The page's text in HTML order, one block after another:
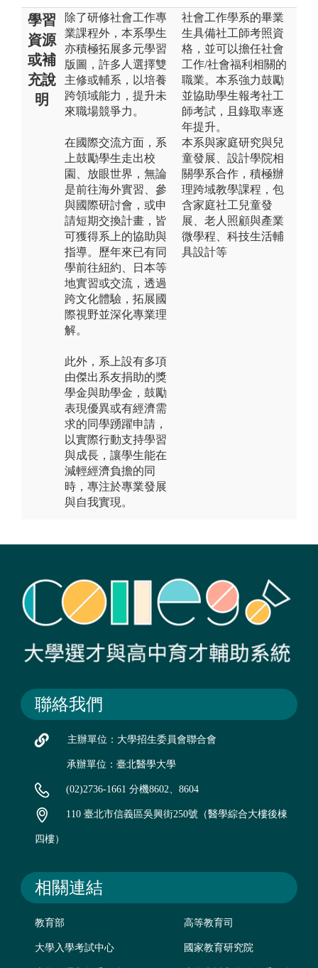
學習
資源
或補
充說
明
除了研修社會工作專
業課程外，本系學生
亦積極拓展多元學習
版圖，許多人選擇雙
主修或輔系，以培養
跨領域能力，提升未
來職場競爭力。
在國際交流方面，系
上鼓勵學生走出校
園、放眼世界，無論
是前往海外實習、參
與國際研討會，或申
請短期交換計畫，皆
可獲得系上的協助與
指導。歷年來已有同
學前往紐約、日本等
地實習或交流，透過
跨文化體驗，拓展國
際視野並深化專業理
解。
此外，系上設有多項
由傑出系友捐助的獎
學金與助學金，鼓勵
表現優異或有經濟需
求的同學踴躍申請，
以實際行動支持學習
與成長，讓學生能在
減輕經濟負擔的同
時，專注於專業發展
與自我實現。
社會工作學系的畢業
生具備社工師考照資
格，並可以擔任社會
工作/社會福利相關的
職業。本系強力鼓勵
並協助學生報考社工
師考試，且錄取率逐
年提升。
本系與家庭研究與兒
童發展、設計學院相
關學系合作，積極辦
理跨域教學課程，包
含家庭社工兒童發
展、老人照顧與產業
微學程、科技生活輔
具設計等
聯絡我們
主辦單位：大學招生委員會聯合會
承辦單位：臺北醫學大學
(02)2736-1661 分機8602、8604
110 臺北市信義區吳興街250號（醫學綜合大樓後棟
四樓）
相關連結
教育部 高等教育司
大學入學考試中心 國家教育研究院